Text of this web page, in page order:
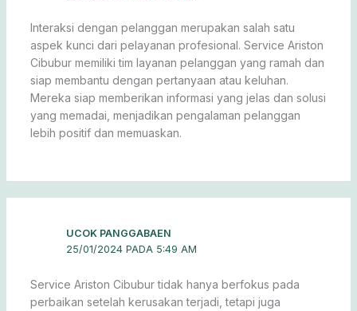
Interaksi dengan pelanggan merupakan salah satu
aspek kunci dari pelayanan profesional. Service Ariston
Cibubur memiliki tim layanan pelanggan yang ramah dan
siap membantu dengan pertanyaan atau keluhan.
Mereka siap memberikan informasi yang jelas dan solusi
yang memadai, menjadikan pengalaman pelanggan
lebih positif dan memuaskan.
UCOK PANGGABAEN
25/01/2024 PADA 5:49 AM
Service Ariston Cibubur tidak hanya berfokus pada
perbaikan setelah kerusakan terjadi, tetapi juga